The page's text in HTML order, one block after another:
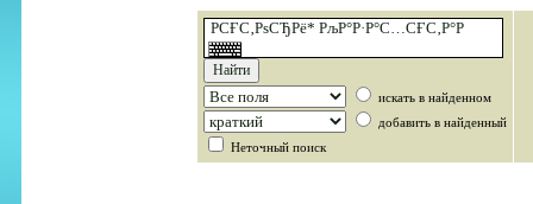
искать в найденном
добавить в найденный
Неточный поиск